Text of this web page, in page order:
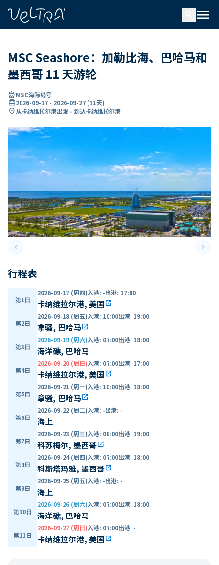
menu
MSC Seashore：加勒比海、巴哈马和
墨西哥 11 天游轮
directions_boatMSC海际线号
card_travel2026-09-17 - 2026-09-27 (11天)
location_on从卡纳维拉尔港出发 - 到达卡纳维拉尔港
keyboard_arrow_leftPrevious slide keyboard_arrow_right
行程表
第1日
2026-09-17 (周四)入港: -出港: 17:00
卡纳维拉尔港, 美国open_in_new
第2日
2026-09-18 (周五)入港: 10:00出港: 19:00
拿骚, 巴哈马open_in_new
第3日
2026-09-19 (周六)入港: 07:00出港: 18:00
海洋礁, 巴哈马
第4日
2026-09-20 (周日)入港: 07:00出港: 17:00
卡纳维拉尔港, 美国open_in_new
第5日
2026-09-21 (周一)入港: 10:00出港: 18:00
拿骚, 巴哈马open_in_new
第6日
2026-09-22 (周二)入港: -出港: -
海上
第7日
2026-09-23 (周三)入港: 08:00出港: 19:00
科苏梅尔, 墨西哥open_in_new
第8日
2026-09-24 (周四)入港: 07:00出港: 18:00
科斯塔玛雅, 墨西哥open_in_new
第9日
2026-09-25 (周五)入港: -出港: -
海上
第10日
2026-09-26 (周六)入港: 07:00出港: 18:00
海洋礁, 巴哈马
第11日
2026-09-27 (周日)入港: 07:00出港: -
卡纳维拉尔港, 美国open_in_new